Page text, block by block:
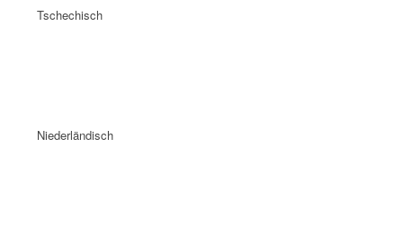
Tschechisch
Niederländisch